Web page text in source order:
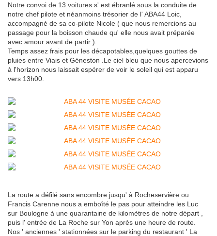
Notre convoi de 13 voitures s' est ébranlé sous la conduite de
notre chef pilote et néanmoins trésorier de l' ABA44 Loic,
accompagné de sa co-pilote Nicole ( que nous remercions au
passage pour la boisson chaude qu' elle nous avait préparée
avec amour avant de partir ).
Temps assez frais pour les décapotables,quelques gouttes de
pluies entre Viais et Géneston .Le ciel bleu que nous apercevions
à l'horizon nous laissait espérer de voir le soleil qui est apparu
vers 13h00.
La route a défilé sans encombre jusqu' à Rocheservière ou
Francis Carenne nous a emboîté le pas pour atteindre les Luc
sur Boulogne à une quarantaine de kilomètres de notre départ ,
puis l' entrée de La Roche sur Yon après une heure de route.
Nos ' anciennes ' stationnées sur le parking du restaurant ' La